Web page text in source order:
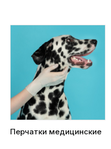
Перчатки медицинские